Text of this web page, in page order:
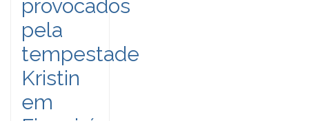
provocados
pela
tempestade
Kristin
em